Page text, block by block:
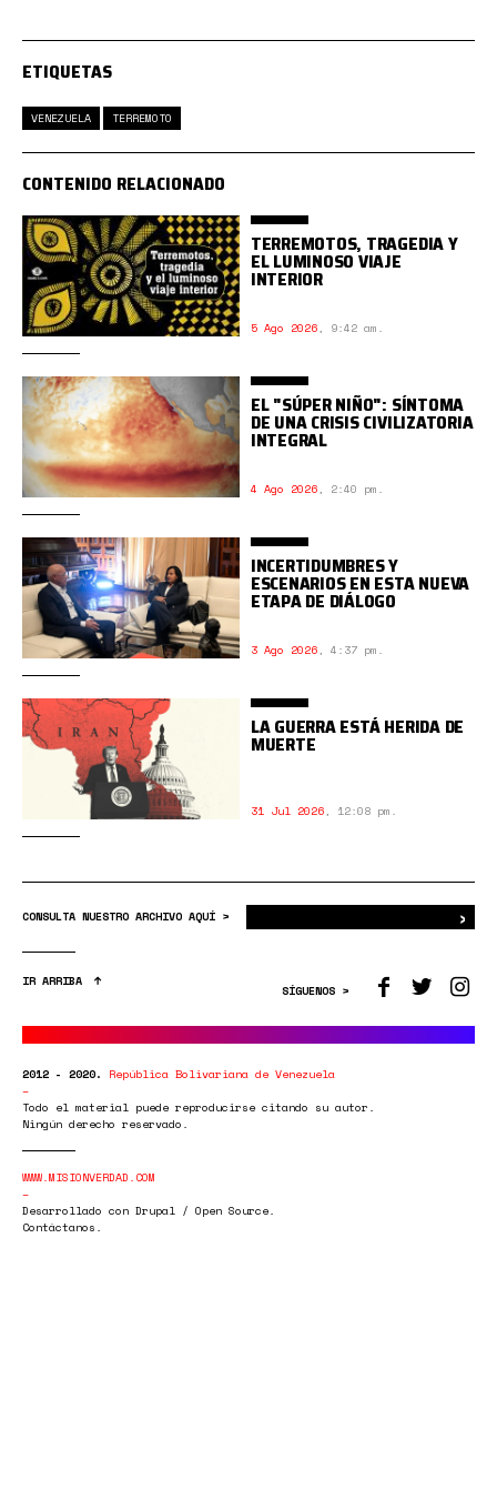
ETIQUETAS
VENEZUELA TERREMOTO
CONTENIDO RELACIONADO
TERREMOTOS, TRAGEDIA Y
EL LUMINOSO VIAJE
INTERIOR
5 Ago 2026, 9:42 am.
EL "SÚPER NIÑO": SÍNTOMA
DE UNA CRISIS CIVILIZATORIA
INTEGRAL
4 Ago 2026, 2:40 pm.
INCERTIDUMBRES Y
ESCENARIOS EN ESTA NUEVA
ETAPA DE DIÁLOGO
3 Ago 2026, 4:37 pm.
LA GUERRA ESTÁ HERIDA DE
MUERTE
31 Jul 2026, 12:08 pm.
CONSULTA NUESTRO ARCHIVO AQUÍ > ›
IR ARRIBA
SÍGUENOS >
2012 - 2020. República Bolivariana de Venezuela
Todo el material puede reproducirse citando su autor.
Ningún derecho reservado.
WWW.MISIONVERDAD.COM
Desarrollado con Drupal / Open Source.
Contáctanos.